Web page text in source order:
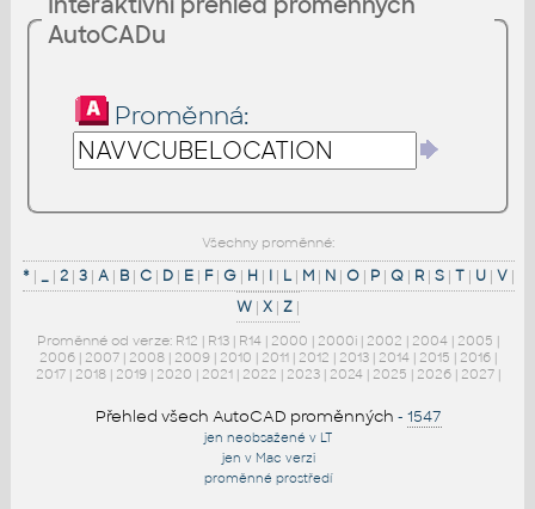
AutoCADu
Proměnná:
Všechny proměnné:
*| _| 2| 3| A| B| C| D| E| F| G| H | I| L| M| N| O| P| Q| R| S| T| U| V|
W | X | Z |
Proměnné od verze: R12 | R13 | R14 | 2000 | 2000i | 2002 | 2004 | 2005 |
2006 | 2007 | 2008 | 2009 | 2010 | 2011 | 2012 | 2013 | 2014 | 2015 | 2016 |
2017 | 2018 | 2019 | 2020 | 2021 | 2022 | 2023 | 2024 | 2025 | 2026 | 2027 |
Přehled všech AutoCAD proměnných - 1547
jen neobsažené v LT
jen v Mac verzi
proměnné prostředí